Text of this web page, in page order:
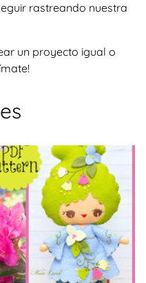
rastreando nuestra
un proyecto igual o